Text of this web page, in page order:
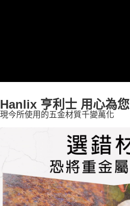
Hanlix 亨利士 用心為您
現今所使用的五金材質千變萬化